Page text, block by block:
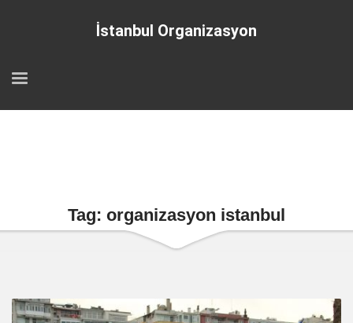
İstanbul Organizasyon
Tag: organizasyon istanbul